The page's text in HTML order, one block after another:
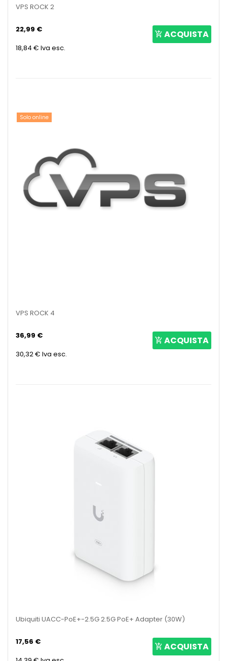
VPS ROCK 2
22,99 €
18,84 € Iva esc.
ACQUISTA
Solo online
VPS ROCK 4
36,99 €
30,32 € Iva esc.
ACQUISTA
Ubiquiti UACC-PoE+-2.5G 2.5G PoE+ Adapter (30W)
17,56 €
ACQUISTA